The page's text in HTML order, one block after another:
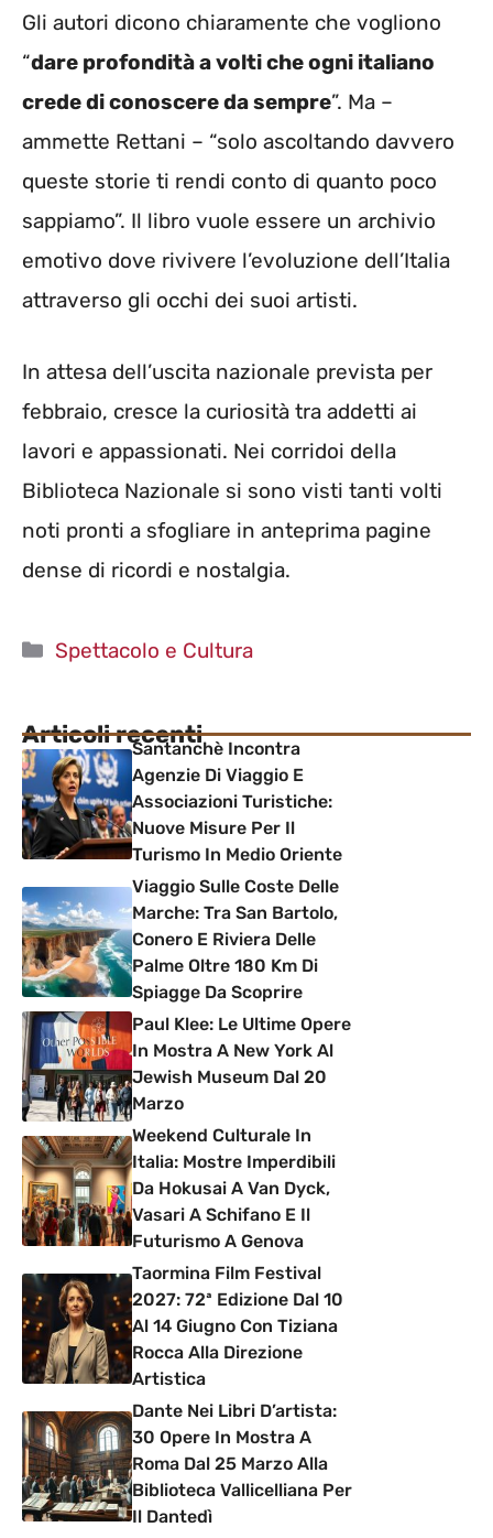
Gli autori dicono chiaramente che vogliono
“dare profondità a volti che ogni italiano
crede di conoscere da sempre”. Ma –
ammette Rettani – “solo ascoltando davvero
queste storie ti rendi conto di quanto poco
sappiamo”. Il libro vuole essere un archivio
emotivo dove rivivere l’evoluzione dell’Italia
attraverso gli occhi dei suoi artisti.
In attesa dell’uscita nazionale prevista per
febbraio, cresce la curiosità tra addetti ai
lavori e appassionati. Nei corridoi della
Biblioteca Nazionale si sono visti tanti volti
noti pronti a sfogliare in anteprima pagine
dense di ricordi e nostalgia.
Categorie
Spettacolo e Cultura
Articoli recentiSantanchè Incontra
Agenzie Di Viaggio E
Associazioni Turistiche:
Nuove Misure Per Il
Turismo In Medio Oriente
Viaggio Sulle Coste Delle
Marche: Tra San Bartolo,
Conero E Riviera Delle
Palme Oltre 180 Km Di
Spiagge Da Scoprire
Paul Klee: Le Ultime Opere
In Mostra A New York Al
Jewish Museum Dal 20
Marzo
Weekend Culturale In
Italia: Mostre Imperdibili
Da Hokusai A Van Dyck,
Vasari A Schifano E Il
Futurismo A Genova
Taormina Film Festival
2027: 72ª Edizione Dal 10
Al 14 Giugno Con Tiziana
Rocca Alla Direzione
Artistica
Dante Nei Libri D’artista:
30 Opere In Mostra A
Roma Dal 25 Marzo Alla
Biblioteca Vallicelliana Per
Il Dantedì